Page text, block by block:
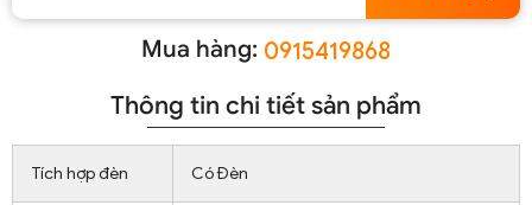
Mua hàng: 0915419868
Thông tin chi tiết sản phẩm
Tích hợp đèn Có Đèn